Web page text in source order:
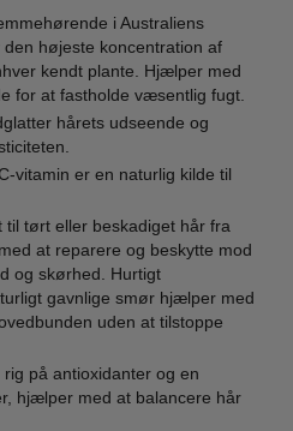
i Australiens
højeste koncentration af
kendt plante. Hjælper med
for at fastholde væsentlig fugt.
hårets udseende og
vitamin er en naturlig kilde til
til tørt eller beskadiget hår fra
at reparere og beskytte mod
og skørhed. Hurtigt
gavnlige smør hjælper med
uden at tilstoppe
på antioxidanter og en
hjælper med at balancere hår